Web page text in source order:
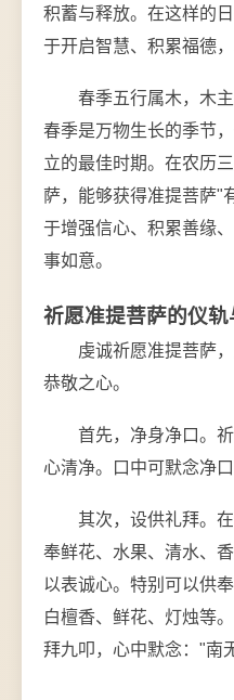
积蓄与释放。在这样的
于开启智慧、积累福德
春季五行属木，木
春季是万物生长的季节
立的最佳时期。在农历
萨，能够获得准提菩萨"
于增强信心、积累善缘
事如意。
祈愿准提菩萨的仪轨
虔诚祈愿准提菩萨
恭敬之心。
首先，净身净口。
心清净。口中可默念净
其次，设供礼拜。
奉鲜花、水果、清水、
以表诚心。特别可以供
白檀香、鲜花、灯烛等
拜九叩，心中默念："南